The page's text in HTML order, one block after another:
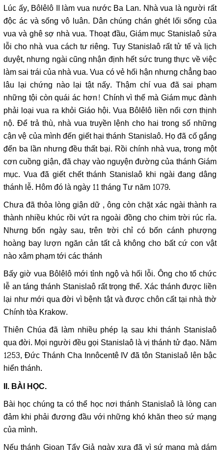
Lúc ấy, Bôlêlô II làm vua nước Ba Lan. Nhà vua là người rất
độc ác và sống vô luân. Dân chúng chán ghét lối sống của
vua và ghê sợ nhà vua. Thoạt đầu, Giám mục Stanislaô sửa
lỗi cho nhà vua cách tư riêng. Tuy Stanislaô rất tử tế và lịch
duyệt, nhưng ngài cũng nhận định hết sức trung thực về việc
làm sai trái của nhà vua. Vua có vẻ hối hận nhưng chẳng bao
lâu lại chứng nào lại tật nấy. Thậm chí vua đã sai phạm
những tội còn quái ác hơn! Chính vì thế mà Giám mục đành
phải loại vua ra khỏi Giáo hội. Vua Bôlêlô liền nổi cơn thịnh
nộ. Để trả thù, nhà vua truyền lệnh cho hai trong số những
cận vệ của mình đến giết hại thánh Stanislaô. Họ đã cố gắng
đến ba lần nhưng đều thất bại. Rồi chính nhà vua, trong một
cơn cuồng giận, đã chạy vào nguyện đường của thánh Giám
mục. Vua đã giết chết thánh Stanislaô khi ngài đang dâng
thánh lễ. Hôm đó là ngày 11 tháng Tư năm 1079.
Chưa đã thỏa lòng giận dữ , ông còn chặt xác ngài thành ra
thành nhiều khúc rồi vứt ra ngoài đồng cho chim trời rúc rỉa.
Nhưng bốn ngày sau, trên trời chỉ có bốn cánh phượng
hoàng bay lượn ngăn cản tất cả không cho bất cứ con vật
nào xâm phạm tới các thánh
Bấy giờ vua Bôlêlô mới tỉnh ngộ và hối lỗi. Ông cho tổ chức
lễ an táng thánh Stanislaô rất trọng thể. Xác thánh được liền
lại như mới qua đời vì bệnh tật và được chôn cất tại nhà thờ
Chính tòa Krakow.
Thiên Chúa đã làm nhiều phép lạ sau khi thánh Stanislaô
qua đời. Mọi người đều gọi Stanislaô là vị thánh tử đạo. Năm
1253, Đức Thánh Cha Innôcentê IV đã tôn Stanislaô lên bậc
hiển thánh.
II. BÀI HỌC.
Bài học chúng ta có thể học nơi thánh Stanislaô là lòng can
đảm khi phải đương đầu với những khó khăn theo sứ mạng
của mình.